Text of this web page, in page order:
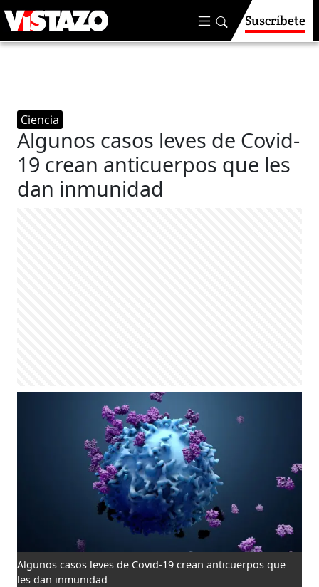
Suscríbete
Ciencia
Algunos casos leves de Covid-
19 crean anticuerpos que les
dan inmunidad
Algunos casos leves de Covid-19 crean anticuerpos que
les dan inmunidad